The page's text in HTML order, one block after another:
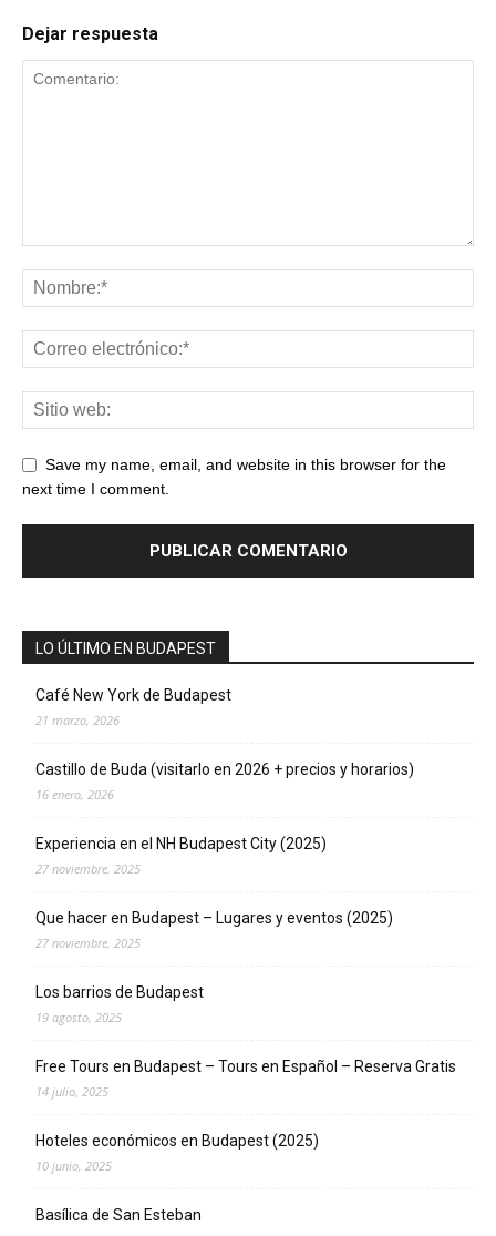
Dejar respuesta
Save my name, email, and website in this browser for the
next time I comment.
LO ÚLTIMO EN BUDAPEST
Café New York de Budapest
21 marzo, 2026
Castillo de Buda (visitarlo en 2026 + precios y horarios)
16 enero, 2026
Experiencia en el NH Budapest City (2025)
27 noviembre, 2025
Que hacer en Budapest – Lugares y eventos (2025)
27 noviembre, 2025
Los barrios de Budapest
19 agosto, 2025
Free Tours en Budapest – Tours en Español – Reserva Gratis
14 julio, 2025
Hoteles económicos en Budapest (2025)
10 junio, 2025
Basílica de San Esteban